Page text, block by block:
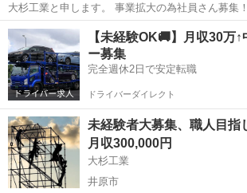
大杉工業と申します。 事業拡大の為社員さん募集！ 勤務地：広島県福
山市内 給与：30万〰️(上限なし) 仕事内容：足場、
員 残業手当 福利厚生（子供手当） 社会保険等完
性別問いません...
岡山 井原市 鳶職 未経験
【未経験OK🚚】月収30万
ー募集
完全週休2日で安定転職
ドライバーダイレクト
未経験者大募集、職人目指
月収300,000円
大杉工業
井原市